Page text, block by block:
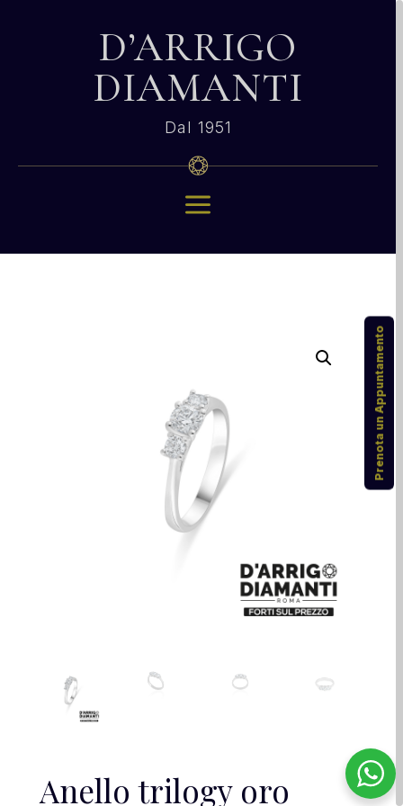
D’ARRIGO
DIAMANTI
Dal 1951
a
Anello trilogy oro
Prenota un Appuntamento